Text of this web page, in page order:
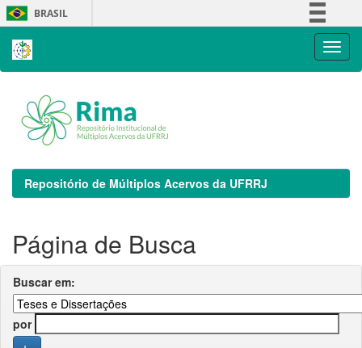
Skip
navigation
BRASIL
Repositório de Múltiplos Acervos da UFRRJ
Página de Busca
Buscar em:
por